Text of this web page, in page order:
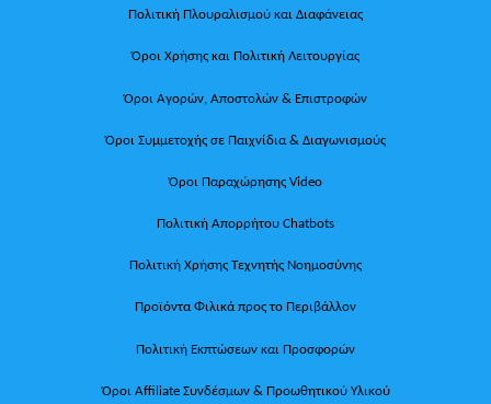
Πολιτική Πλουραλισμού και Διαφάνειας
Όροι Χρήσης και Πολιτική Λειτουργίας
Όροι Αγορών, Αποστολών & Επιστροφών
Όροι Συμμετοχής σε Παιχνίδια & Διαγωνισμούς
Όροι Παραχώρησης Video
Πολιτική Απορρήτου Chatbots
Πολιτική Χρήσης Τεχνητής Νοημοσύνης
Προϊόντα Φιλικά προς το Περιβάλλον
Πολιτική Εκπτώσεων και Προσφορών
Όροι Affiliate Συνδέσμων & Προωθητικού Υλικού